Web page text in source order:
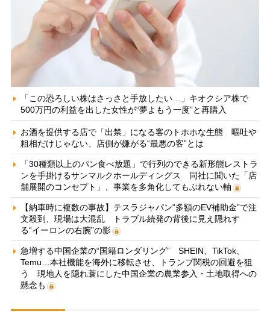
「この恐ろしい株はさっさと手放したい…」キオクシア株で
500万円の利益を出した女性が“夢よもう一度”と再購入
お酒を提供する店で「出禁」になる客のトホホな生態 嘔吐や
粗相だけじゃない、店側が嫌がる“最悪の客”とは
「30種類以上のパン食べ放題」で行列のできる新形態レストラ
ンを手掛けるサンマルクホールディングス 同社に聞いた「店
舗展開のコンセプト」、事業を多角化してもぶれない軸
【納車時に複数の事故】テスラジャパン“多額のEV補助金”で注
文殺到、現場は大混乱 トラブル続発の背後に見え隠れす
る“イーロンの右腕”の影
急増する中国企業の“国籍ロンダリング” SHEIN、TikTok、
Temu…本社機能を海外に移転させ、トランプ関税の回避を狙
う 現地人を隠れ蓑にした中国企業の農業参入・土地取得への
懸念も